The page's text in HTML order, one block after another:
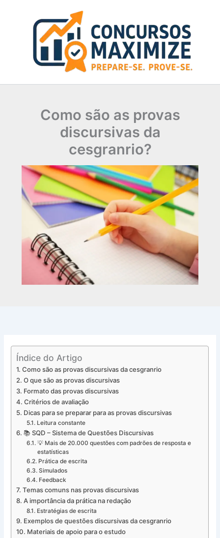
Como são as provas
discursivas da
cesgranrio?
Índice do Artigo
Como são as provas discursivas da cesgranrio
O que são as provas discursivas
Formato das provas discursivas
Critérios de avaliação
Dicas para se preparar para as provas discursivas
Leitura constante
📚 SQD – Sistema de Questões Discursivas
💡 Mais de 20.000 questões com padrões de resposta e
estatísticas
Prática de escrita
Simulados
Feedback
Temas comuns nas provas discursivas
A importância da prática na redação
Estratégias de escrita
Exemplos de questões discursivas da cesgranrio
Materiais de apoio para o estudo